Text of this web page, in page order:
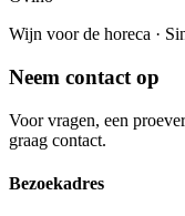
Wijn voor de horeca ·
Neem contact op
Voor vragen, een
graag contact.
Bezoekadres